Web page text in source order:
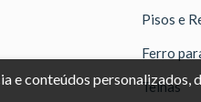
Pisos e
Ferro
Telhas
e conteúdos personalizados,